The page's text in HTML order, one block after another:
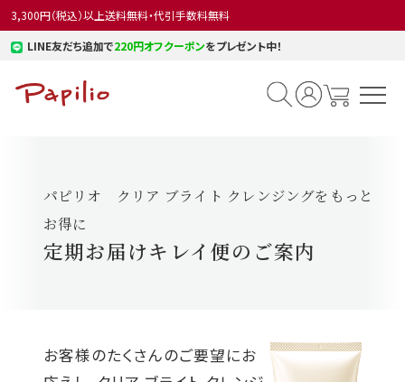
3,300円（税込）以上送料無料・代引手数料無料
LINE友だち追加で220円オフクーポンをプレゼント中！
パピリオ クリア ブライト クレンジングをもっと
お得に
定期お届けキレイ便のご案内
お客様のたくさんのご要望にお